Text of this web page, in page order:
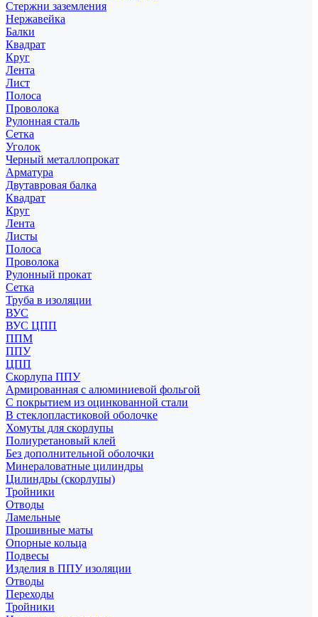
Стержни заземления
Нержавейка
Балки
Квадрат
Круг
Лента
Лист
Полоса
Проволока
Рулонная сталь
Сетка
Уголок
Черный металлопрокат
Арматура
Двутавровая балка
Квадрат
Круг
Лента
Листы
Полоса
Проволока
Рулонный прокат
Сетка
Труба в изоляции
ВУС
ВУС ЦПП
ППМ
ППУ
ЦПП
Скорлупа ППУ
Армированная с алюминиевой фольгой
С покрытием из оцинкованной стали
В стеклопластиковой оболочке
Хомуты для скорлупы
Полиуретановый клей
Без дополнительной оболочки
Минераловатные цилиндры
Цилиндры (скорлупы)
Тройники
Отводы
Ламельные
Прошивные маты
Опорные кольца
Подвесы
Изделия в ППУ изоляции
Отводы
Переходы
Тройники